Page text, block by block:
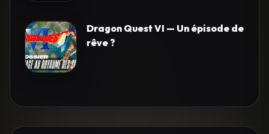
Dragon Quest VI — Un épisode de
rêve ?